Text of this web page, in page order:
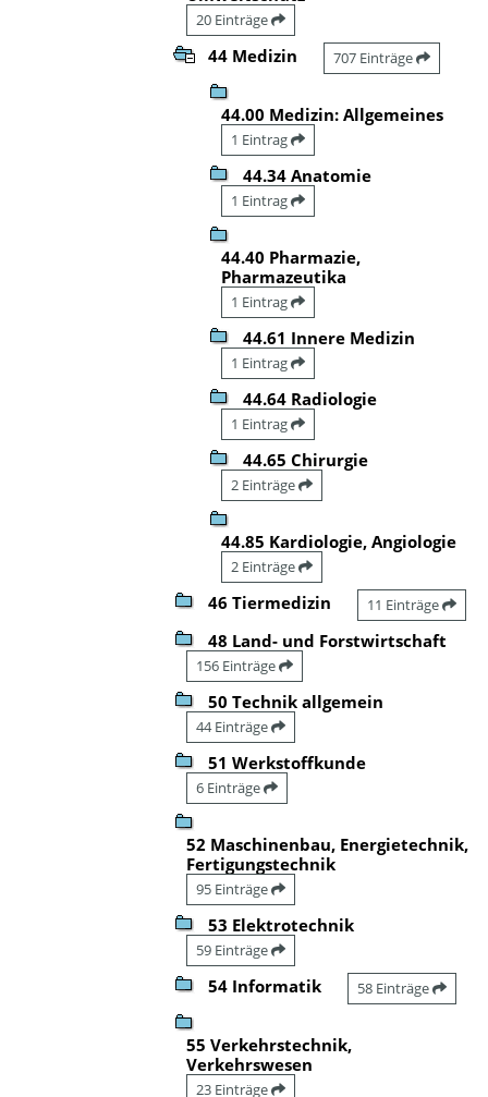
20 Einträge
44 Medizin 707 Einträge
44.00 Medizin: Allgemeines
1 Eintrag
44.34 Anatomie
1 Eintrag
44.40 Pharmazie,
Pharmazeutika
1 Eintrag
44.61 Innere Medizin
1 Eintrag
44.64 Radiologie
1 Eintrag
44.65 Chirurgie
2 Einträge
44.85 Kardiologie, Angiologie
2 Einträge
46 Tiermedizin 11 Einträge
48 Land- und Forstwirtschaft
156 Einträge
50 Technik allgemein
44 Einträge
51 Werkstoffkunde
6 Einträge
52 Maschinenbau, Energietechnik,
Fertigungstechnik
95 Einträge
53 Elektrotechnik
59 Einträge
54 Informatik 58 Einträge
55 Verkehrstechnik,
Verkehrswesen
23 Einträge